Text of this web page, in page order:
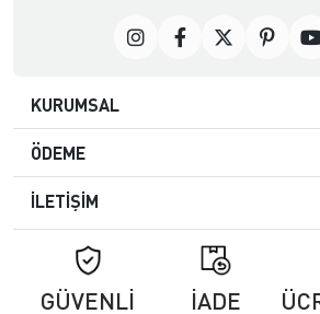
KURUMSAL
ÖDEME
İLETİŞİM
GÜVENLİ
İADE